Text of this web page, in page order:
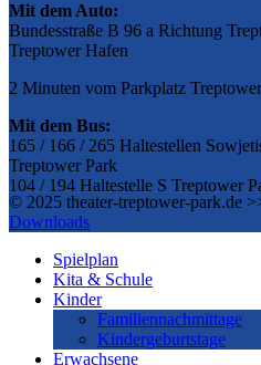
Mit dem Auto:
Bundesstraße B 96 a Richtung
Treptower Hafen
2 Minuten vom Parkplatz
Mit dem Bus:
165 / 166 / 265 Haltestellen
Treptower Park
104 / 194 Haltestelle S Treptower
© 2025 theater-treptower-park.de
Downloads
Spielplan
Kita & Schule
Kinder
Familiennachmittage
Kindergeburtstage
Erwachsene